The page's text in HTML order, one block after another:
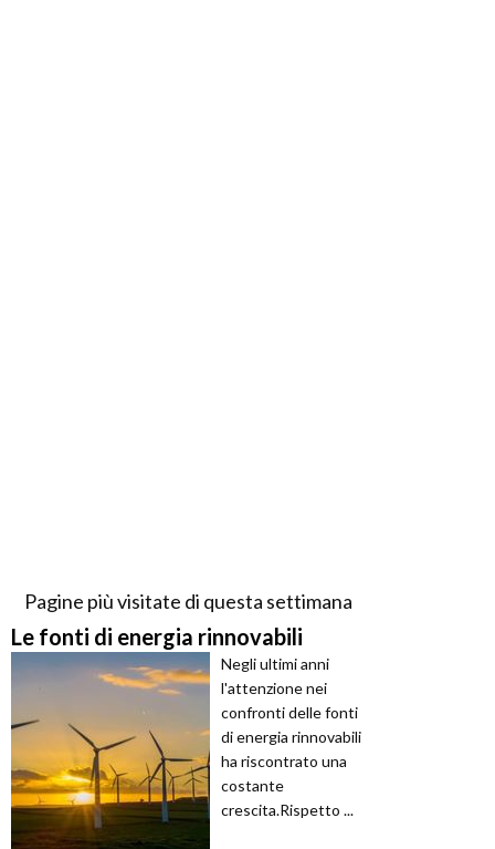
Pagine più visitate di questa settimana
Le fonti di energia rinnovabili
Negli ultimi anni
l'attenzione nei
confronti delle fonti
di energia rinnovabili
ha riscontrato una
costante
crescita.Rispetto ...